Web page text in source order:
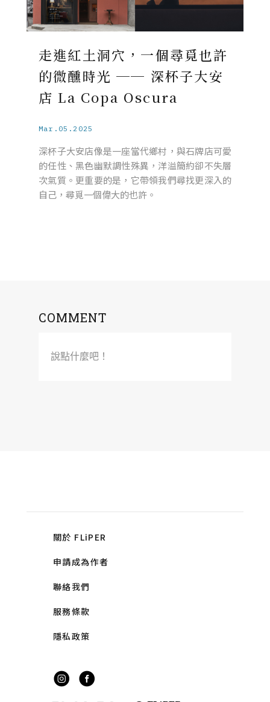
走進紅土洞穴，一個尋覓也許
的微醺時光 ── 深杯子大安
店 La Copa Oscura
Mar.05.2025
深杯子大安店像是一座當代鄉村，與石牌店可愛
的任性、黑色幽默調性殊異，洋溢簡約卻不失層
次氣質。更重要的是，它帶領我們尋找更深入的
自己，尋覓一個偉大的也許。
COMMENT
說點什麼吧！
關於 FLiPER
申請成為作者
聯絡我們
服務條款
隱私政策